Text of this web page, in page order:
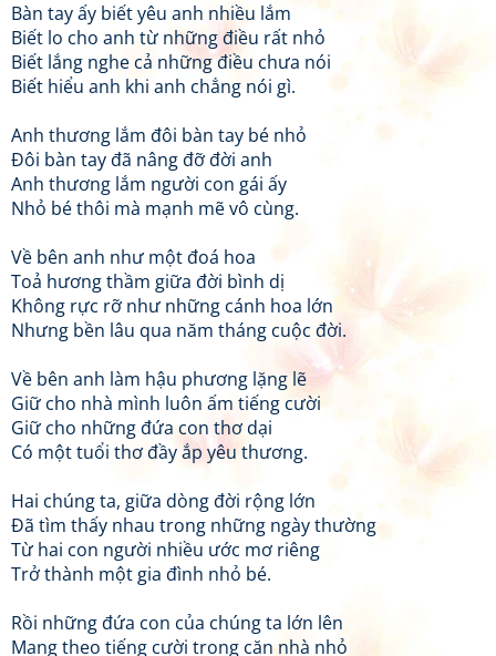
Bàn tay ấy biết yêu anh nhiều lắm
Biết lo cho anh từ những điều rất nhỏ
Biết lắng nghe cả những điều chưa nói
Biết hiểu anh khi anh chẳng nói gì.
Anh thương lắm đôi bàn tay bé nhỏ
Đôi bàn tay đã nâng đỡ đời anh
Anh thương lắm người con gái ấy
Nhỏ bé thôi mà mạnh mẽ vô cùng.
Về bên anh như một đoá hoa
Toả hương thầm giữa đời bình dị
Không rực rỡ như những cánh hoa lớn
Nhưng bền lâu qua năm tháng cuộc đời.
Về bên anh làm hậu phương lặng lẽ
Giữ cho nhà mình luôn ấm tiếng cười
Giữ cho những đứa con thơ dại
Có một tuổi thơ đầy ắp yêu thương.
Hai chúng ta, giữa dòng đời rộng lớn
Đã tìm thấy nhau trong những ngày thường
Từ hai con người nhiều ước mơ riêng
Trở thành một gia đình nhỏ bé.
Rồi những đứa con của chúng ta lớn lên
Mang theo tiếng cười trong căn nhà nhỏ